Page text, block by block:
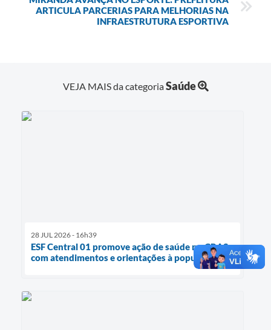
ARTICULA PARCERIAS PARA MELHORIAS NA
INFRAESTRUTURA ESPORTIVA
VEJA MAIS da categoriaSaúde
28 JUL 2026 - 16h39
ESF Central 01 promove ação de saúde no CRAS
com atendimentos e orientações à população